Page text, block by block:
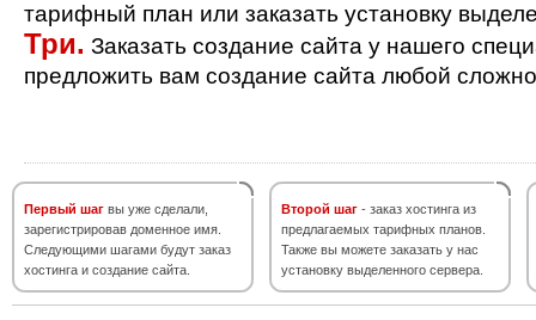
тарифный план или заказать установку
Три. Заказать создание сайта у нашего
предложить вам создание сайта любой
Первый шаг вы уже сделали,
зарегистрировав доменное имя.
Следующими шагами будут заказ
хостинга и создание сайта.
Второй шаг - заказ хостинга из
предлагаемых тарифных планов.
Также вы можете заказать у нас
установку выделенного сервера.